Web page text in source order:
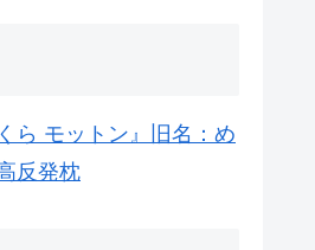
ら モットン』旧名：め
反発枕